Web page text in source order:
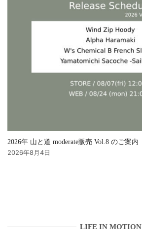
2026年 山と道 moderate販売 Vol.8 のご案内
2026年8月4日
LIFE IN MOTION